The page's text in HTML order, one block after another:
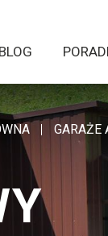
GARAŻE